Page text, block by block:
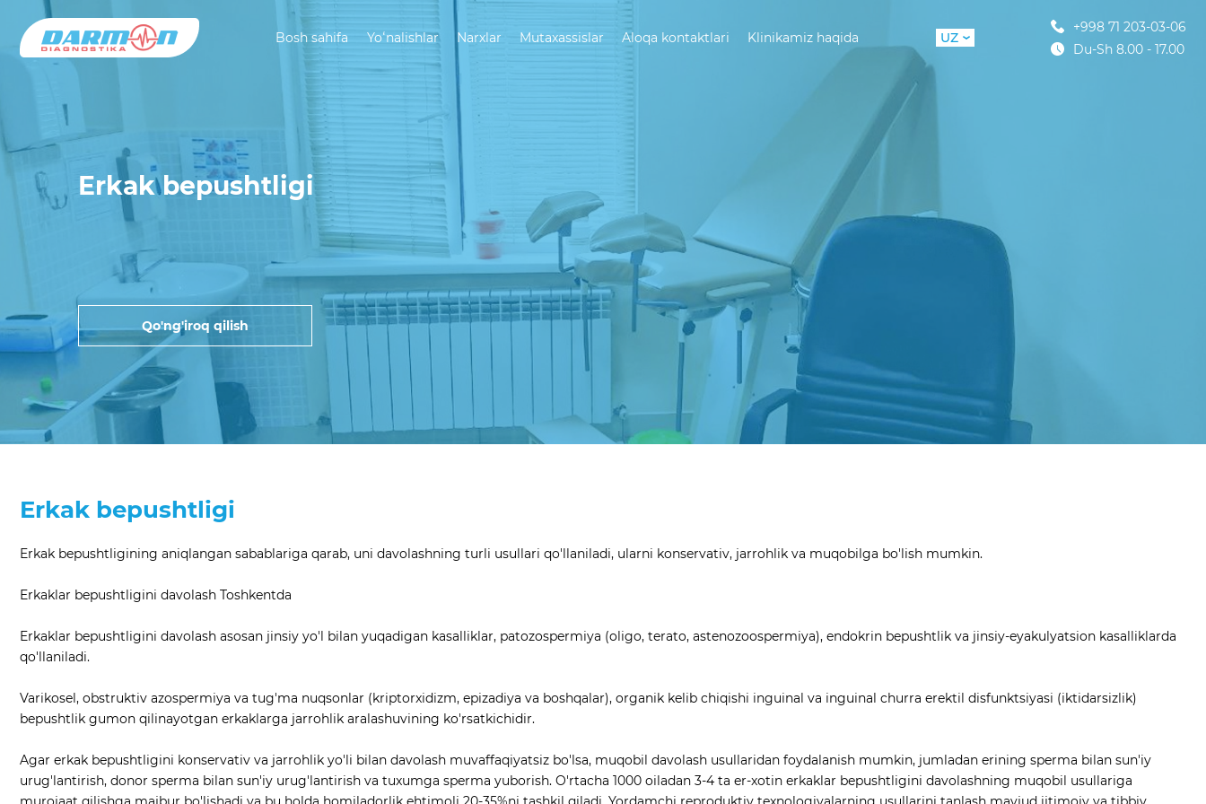
Bosh sahifa Yoʻnalishlar Narxlar Mutaxassislar Aloqa kontaktlari Klinikamiz haqida
UZ
+998 71 203-03-06
Du-Sh 8.00 - 17.00
Erkak bepushtligi
Qo'ng'iroq qilish
Erkak bepushtligi
Erkak bepushtligining aniqlangan sabablariga qarab, uni davolashning turli usullari qo'llaniladi, ularni konservativ, jarrohlik va muqobilga bo'lish mumkin.
Erkaklar bepushtligini davolash Toshkentda
Erkaklar bepushtligini davolash asosan jinsiy yo'l bilan yuqadigan kasalliklar, patozospermiya (oligo, terato, astenozoospermiya), endokrin bepushtlik va jinsiy-eyakulyatsion kasalliklarda
qo'llaniladi.
Varikosel, obstruktiv azospermiya va tug'ma nuqsonlar (kriptorxidizm, epizadiya va boshqalar), organik kelib chiqishi inguinal va inguinal churra erektil disfunktsiyasi (iktidarsizlik)
bepushtlik gumon qilinayotgan erkaklarga jarrohlik aralashuvining ko'rsatkichidir.
Agar erkak bepushtligini konservativ va jarrohlik yo'li bilan davolash muvaffaqiyatsiz bo'lsa, muqobil davolash usullaridan foydalanish mumkin, jumladan erining sperma bilan sun'iy
urug'lantirish, donor sperma bilan sun'iy urug'lantirish va tuxumga sperma yuborish. O'rtacha 1000 oiladan 3-4 ta er-xotin erkaklar bepushtligini davolashning muqobil usullariga